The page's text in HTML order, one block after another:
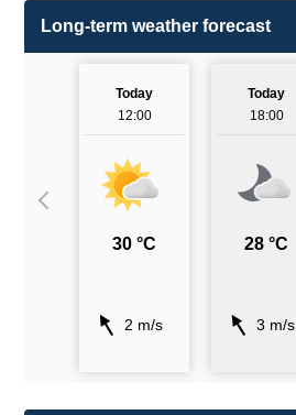
Long-term weather forecast
Today
12:00
30 °C
2 m/s
Today
18:00
28 °C
3 m/s